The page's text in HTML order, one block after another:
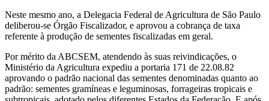
Neste mesmo ano, a Delegacia Federal de Agricultura de São Paulo
deliberou-se Órgão Fiscalizador, e aprovou a cobrança de taxa
referente à produção de sementes fiscalizadas em geral.
Por mérito da ABCSEM, atendendo às suas reivindicações, o
Ministério da Agricultura expediu a portaria 171 de 22.08.82
aprovando o padrão nacional das sementes denominadas quanto ao
padrão: sementes gramíneas e leguminosas, forrageiras tropicais e